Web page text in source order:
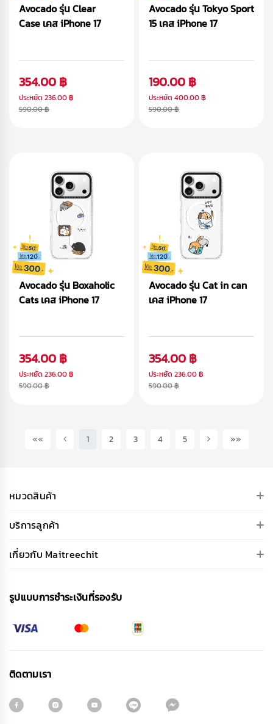
Avocado รุ่น Clear
Case เคส iPhone 17
354.00 ฿
ประหยัด 236.00 ฿
590.00 ฿
Avocado รุ่น Tokyo Sport
15 เคส iPhone 17
190.00 ฿
ประหยัด 400.00 ฿
590.00 ฿
Avocado รุ่น Boxaholic
Cats เคส iPhone 17
354.00 ฿
ประหยัด 236.00 ฿
590.00 ฿
Avocado รุ่น Cat in can
เคส iPhone 17
354.00 ฿
ประหยัด 236.00 ฿
590.00 ฿
«« 1(current)
2 3 4 5 »»
หมวดสินค้า
บริการลูกค้า
เกี่ยวกับ Maitreechit
รูปแบบการชําระเงินที่รองรับ
ติดตามเรา